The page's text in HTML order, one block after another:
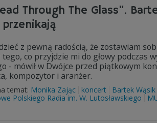
Through The Glass".
z pewną radością, że zostawiam
co przyjdzie mi do głowy
- mówił w Dwójce przed piątkowym
kompozytor i aranżer.
temat: Monika Zając koncert Bartek Wąsik
Polskiego Radia im. W. Lutosławskiego